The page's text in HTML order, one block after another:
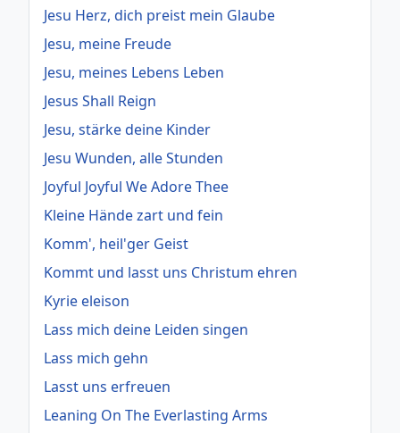
Jesu Herz, dich preist mein Glaube
Jesu, meine Freude
Jesu, meines Lebens Leben
Jesus Shall Reign
Jesu, stärke deine Kinder
Jesu Wunden, alle Stunden
Joyful Joyful We Adore Thee
Kleine Hände zart und fein
Komm', heil'ger Geist
Kommt und lasst uns Christum ehren
Kyrie eleison
Lass mich deine Leiden singen
Lass mich gehn
Lasst uns erfreuen
Leaning On The Everlasting Arms